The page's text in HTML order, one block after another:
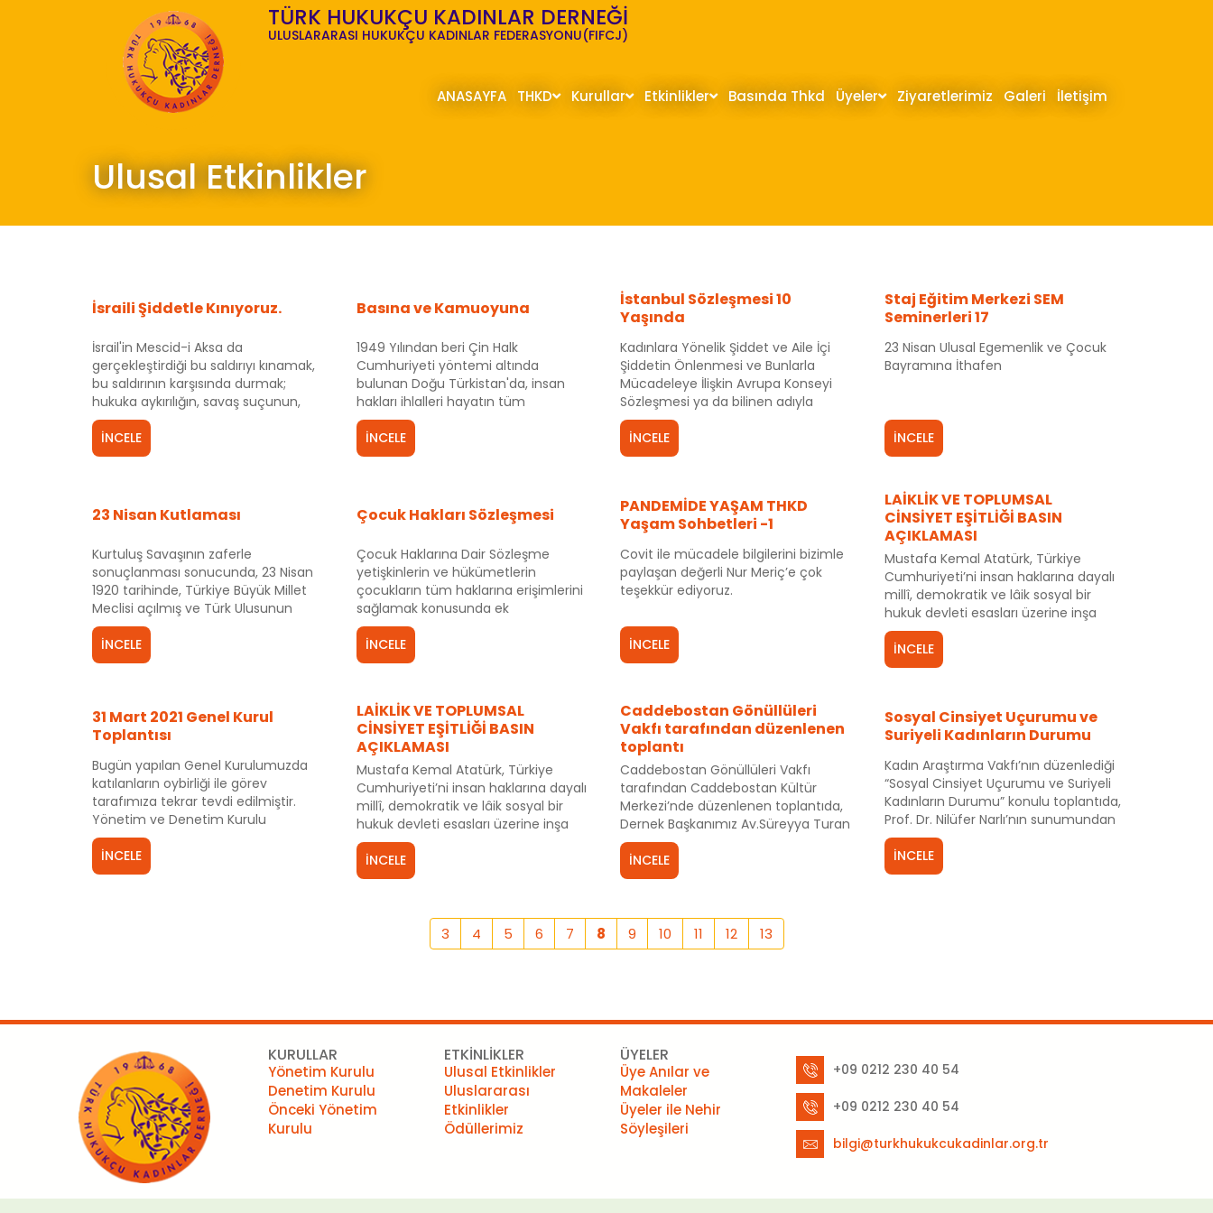
TÜRK HUKUKÇU KADINLAR DERNEĞİ
ULUSLARARASI HUKUKÇU KADINLAR FEDERASYONU(FIFCJ)
ANASAYFA THKD Kurullar Etkinlikler Basında Thkd Üyeler Ziyaretlerimiz Galeri İletişim
Ulusal Etkinlikler
İsraili Şiddetle Kınıyoruz.
İsrail'in Mescid-i Aksa da
gerçekleştirdiği bu saldırıyı kınamak,
bu saldırının karşısında durmak;
hukuka aykırılığın, savaş suçunun,
insan hakları ihlallerinin karşısında
durmak demektir.
İNCELE
Basına ve Kamuoyuna
1949 Yılından beri Çin Halk
Cumhuriyeti yöntemi altında
bulunan Doğu Türkistan'da, insan
hakları ihlalleri hayatın tüm
alanlarında varlığını artırarak devam
etmektedir.
İNCELE
İstanbul Sözleşmesi 10
Yaşında
Kadınlara Yönelik Şiddet ve Aile İçi
Şiddetin Önlenmesi ve Bunlarla
Mücadeleye İlişkin Avrupa Konseyi
Sözleşmesi ya da bilinen adıyla
İstanbul Sözleşmesi, kadına yönelik
şiddet ve aile içi şiddeti önleme ve
bununla mücadelede temel
uluslararası insan hakları
sözleşmesidir.
İNCELE
Staj Eğitim Merkezi SEM
Seminerleri 17
23 Nisan Ulusal Egemenlik ve Çocuk
Bayramına İthafen
İNCELE
23 Nisan Kutlaması
Kurtuluş Savaşının zaferle
sonuçlanması sonucunda, 23 Nisan
1920 tarihinde, Türkiye Büyük Millet
Meclisi açılmış ve Türk Ulusunun
Egemenliği ilan edilmiştir.
İNCELE
Çocuk Hakları Sözleşmesi
Çocuk Haklarına Dair Sözleşme
yetişkinlerin ve hükümetlerin
çocukların tüm haklarına erişimlerini
sağlamak konusunda ek
sorumlulukları olduğunu
belirtmektedir.
İNCELE
PANDEMİDE YAŞAM THKD
Yaşam Sohbetleri -1
Covit ile mücadele bilgilerini bizimle
paylaşan değerli Nur Meriç’e çok
teşekkür ediyoruz.
İNCELE
LAİKLİK VE TOPLUMSAL
CİNSİYET EŞİTLİĞİ BASIN
AÇIKLAMASI
Mustafa Kemal Atatürk, Türkiye
Cumhuriyeti’ni insan haklarına dayalı
millî, demokratik ve lâik sosyal bir
hukuk devleti esasları üzerine inşa
etmiş ve 5 Şubat 1937’de Kurucusu
olduğu Cumhuriyeti laiklik ilkesi ile
güvenceye almıştır.
İNCELE
31 Mart 2021 Genel Kurul
Toplantısı
Bugün yapılan Genel Kurulumuzda
katılanların oybirliği ile görev
tarafımıza tekrar tevdi edilmiştir.
Yönetim ve Denetim Kurulu
üyelerimizin tam listesi aşağıda
sunulmuştur.
İNCELE
LAİKLİK VE TOPLUMSAL
CİNSİYET EŞİTLİĞİ BASIN
AÇIKLAMASI
Mustafa Kemal Atatürk, Türkiye
Cumhuriyeti’ni insan haklarına dayalı
millî, demokratik ve lâik sosyal bir
hukuk devleti esasları üzerine inşa
etmiş ve 5 Şubat 1937’de Kurucusu
olduğu Cumhuriyeti laiklik ilkesi ile
güvenceye almıştır.
İNCELE
Caddebostan Gönüllüleri
Vakfı tarafından düzenlenen
toplantı
Caddebostan Gönüllüleri Vakfı
tarafından Caddebostan Kültür
Merkezi’nde düzenlenen toplantıda,
Dernek Başkanımız Av.Süreyya Turan
tarafından “Kadın Hakları, 6284 Sayılı
Kanun ve İstanbul Sözleşmesi”
hakkında bilgilendirme yapıldı.
İNCELE
Sosyal Cinsiyet Uçurumu ve
Suriyeli Kadınların Durumu
Kadın Araştırma Vakfı’nın düzenlediği
“Sosyal Cinsiyet Uçurumu ve Suriyeli
Kadınların Durumu” konulu toplantıda,
Prof. Dr. Nilüfer Narlı’nın sunumundan
sonra Prof.Dr.Aysel Çelikel ve Av.
Süreyya Turan katkılarını sundular.
İNCELE
3 4 5 6 7 8 9 10 11 12 13
KURULLAR
Yönetim Kurulu
Denetim Kurulu
Önceki Yönetim
Kurulu
ETKİNLİKLER
Ulusal Etkinlikler
Uluslararası
Etkinlikler
Ödüllerimiz
ÜYELER
Üye Anılar ve
Makaleler
Üyeler ile Nehir
Söyleşileri
+09 0212 230 40 54
+09 0212 230 40 54
bilgi@turkhukukcukadinlar.org.tr